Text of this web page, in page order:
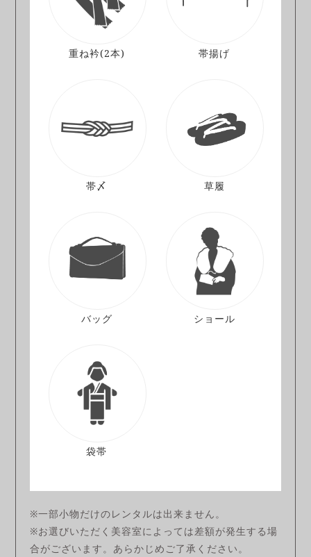
重ね衿(2本) 帯揚げ
帯〆 草履
バッグ ショール
袋帯
※一部小物だけのレンタルは出来ません。
※お選びいただく美容室によっては差額が発生する場
合がございます。あらかじめご了承ください。